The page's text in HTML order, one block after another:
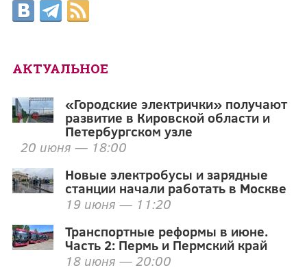
АКТУАЛЬНОЕ
«Городские электрички» получают
развитие в Кировской области и
Петербургском узле
20 июня — 18:00
Новые электробусы и зарядные
станции начали работать в Москве
19 июня — 11:20
Транспортные реформы в июне.
Часть 2: Пермь и Пермский край
18 июня — 20:00